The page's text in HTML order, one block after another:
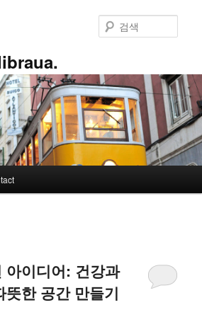
색
아이디어: 건강과
뜻한 공간 만들기